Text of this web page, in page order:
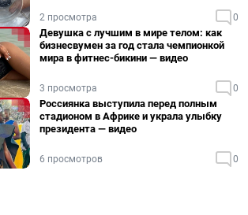
2 просмотра 0
Девушка с лучшим в мире телом: как
бизнесвумен за год стала чемпионкой
мира в фитнес-бикини — видео
3 просмотра 0
Россиянка выступила перед полным
стадионом в Африке и украла улыбку
президента — видео
6 просмотров 0